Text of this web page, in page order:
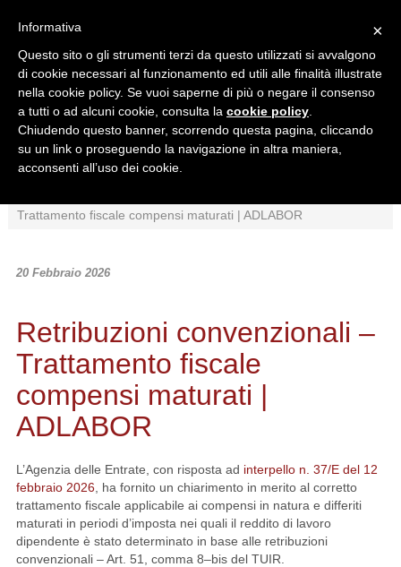
Ricerca in:
Sezione corrente
Tutto il sito
Trattamento fiscale compensi maturati | ADLABOR
20 Febbraio 2026
Retribuzioni convenzionali –
Trattamento fiscale
compensi maturati |
ADLABOR
L’Agenzia delle Entrate, con risposta ad interpello n. 37/E del 12
febbraio 2026, ha fornito un chiarimento in merito al corretto
trattamento fiscale applicabile ai compensi in natura e differiti
maturati in periodi d’imposta nei quali il reddito di lavoro
dipendente è stato determinato in base alle retribuzioni
convenzionali – Art. 51, comma 8–bis del TUIR.
×
Informativa
Questo sito o gli strumenti terzi da questo utilizzati si avvalgono
di cookie necessari al funzionamento ed utili alle finalità illustrate
nella cookie policy. Se vuoi saperne di più o negare il consenso
a tutti o ad alcuni cookie, consulta la cookie policy
Chiudendo questo banner, scorrendo questa pagina, cliccando
su un link o proseguendo la navigazione in altra maniera,
acconsenti all’uso dei cookie.